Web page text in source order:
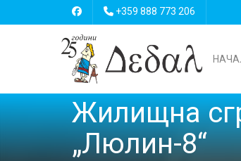
+359 888 773 206
Жилищна
„Люлин-8“